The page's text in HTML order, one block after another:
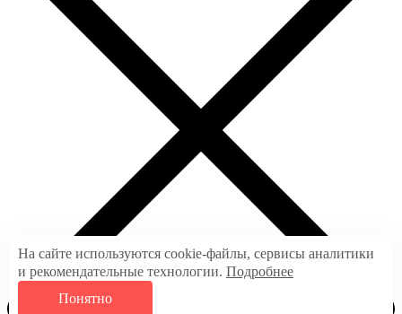
На сайте используются cookie-файлы, сервисы аналитики
и рекомендательные технологии. Подробнее
Понятно